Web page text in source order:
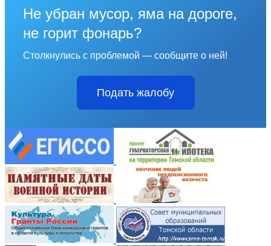
Не убран мусор, яма на дороге,
не горит фонарь?
Столкнулись с проблемой — сообщите о ней!
Подать жалобу